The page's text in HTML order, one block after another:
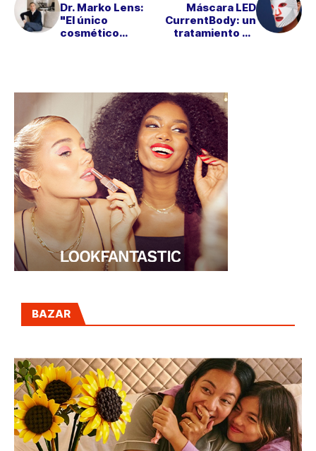
Dr. Marko Lens:
"El único
cosmético
Máscara LED
CurrentBody: un
tratamiento de
BAZAR